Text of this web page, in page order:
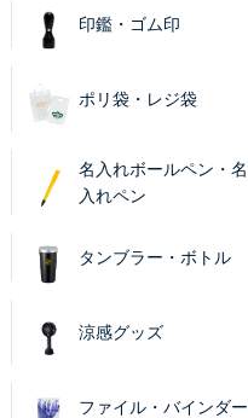
印鑑・ゴム印
ポリ袋・レジ袋
名入れボールペン・名
入れペン
タンブラー・ボトル
涼感グッズ
ファイル・バインダー